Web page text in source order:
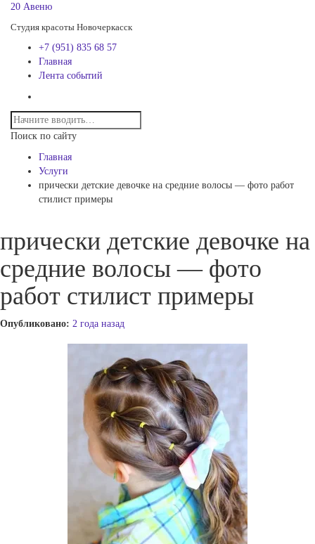
20 Авеню
Студия красоты Новочеркасск
+7 (951) 835 68 57
Главная
Лента событий
Поиск по сайту
Главная
Услуги
прически детские девочке на средние волосы — фото работ
стилист примеры
прически детские девочке на
средние волосы — фото
работ стилист примеры
Опубликовано: 2 года назад